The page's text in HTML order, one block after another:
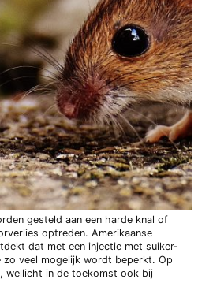
gesteld aan een harde knal of
optreden. Amerikaanse
dat met een injectie met suiker-
veel mogelijk wordt beperkt. Op
wellicht in de toekomst ook bij